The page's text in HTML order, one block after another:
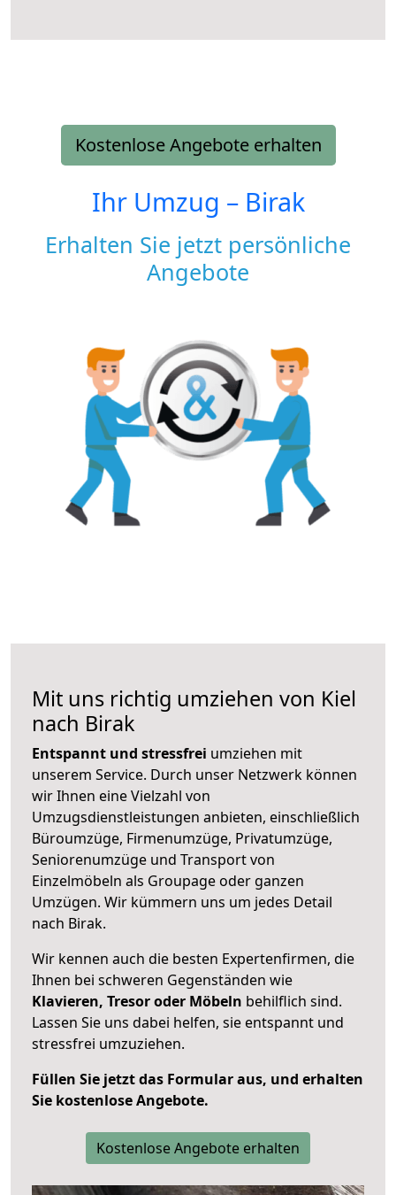
Kostenlose Angebote erhalten
Ihr Umzug – Birak
Erhalten Sie jetzt persönliche
Angebote
Mit uns richtig umziehen von Kiel
nach Birak
Entspannt und stressfrei umziehen mit
unserem Service. Durch unser Netzwerk können
wir Ihnen eine Vielzahl von
Umzugsdienstleistungen anbieten, einschließlich
Büroumzüge, Firmenumzüge, Privatumzüge,
Seniorenumzüge und Transport von
Einzelmöbeln als Groupage oder ganzen
Umzügen. Wir kümmern uns um jedes Detail
nach Birak.
Wir kennen auch die besten Expertenfirmen, die
Ihnen bei schweren Gegenständen wie
Klavieren, Tresor oder Möbeln behilflich sind.
Lassen Sie uns dabei helfen, sie entspannt und
stressfrei umzuziehen.
Füllen Sie jetzt das Formular aus, und erhalten
Sie kostenlose Angebote.
Kostenlose Angebote erhalten